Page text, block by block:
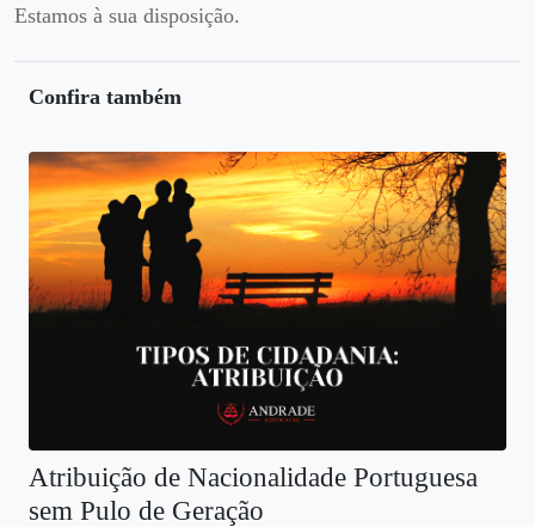
Estamos à sua disposição.
Confira também
Atribuição de Nacionalidade Portuguesa
sem Pulo de Geração